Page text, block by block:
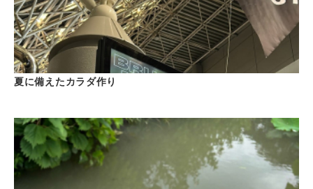
夏に備えたカラダ作り